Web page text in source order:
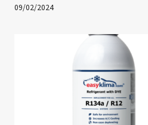
09/02/2024